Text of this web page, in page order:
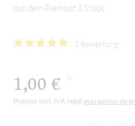
aus dem Piemont 1 Stück
1 Bewertung
1,00 €
Precios incl. IVA legal más gastos de